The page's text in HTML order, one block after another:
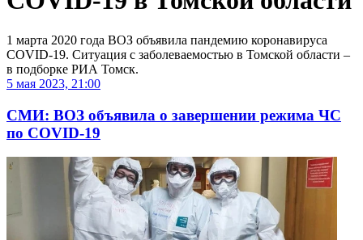
1 марта 2020 года ВОЗ объявила пандемию коронавируса
COVID-19. Ситуация с заболеваемостью в Томской области –
в подборке РИА Томск.
5 мая 2023, 21:00
СМИ: ВОЗ объявила о завершении режима ЧС
по COVID-19